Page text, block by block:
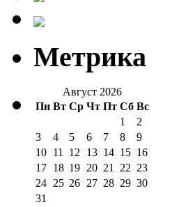
Метрика
Август 2026
Пн Вт Ср Чт Пт Сб Вс
1
2
3
4 5 6 7 8
9
10 11 12 13 14 15 16
17 18 19 20 21 22 23
24 25 26 27 28 29 30
31